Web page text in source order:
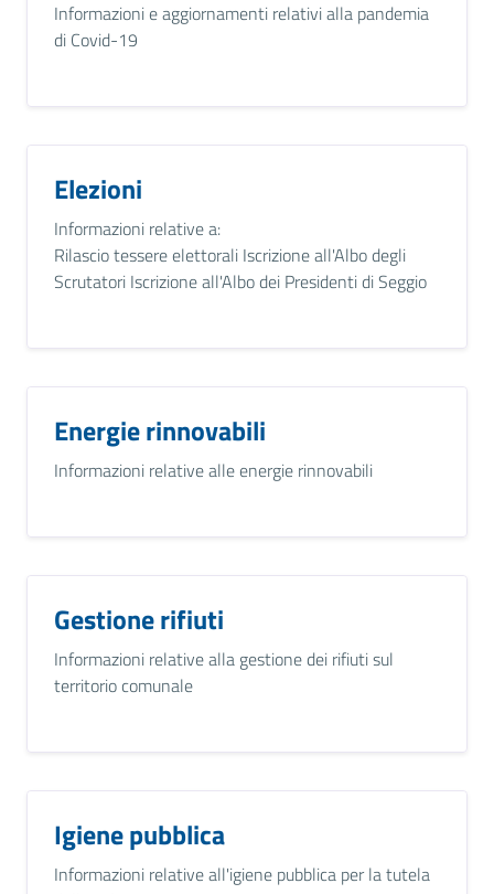
Informazioni e aggiornamenti relativi alla pandemia
di Covid-19
Elezioni
Informazioni relative a:
Rilascio tessere elettorali Iscrizione all'Albo degli
Scrutatori Iscrizione all'Albo dei Presidenti di Seggio
Energie rinnovabili
Informazioni relative alle energie rinnovabili
Gestione rifiuti
Informazioni relative alla gestione dei rifiuti sul
territorio comunale
Igiene pubblica
Informazioni relative all'igiene pubblica per la tutela